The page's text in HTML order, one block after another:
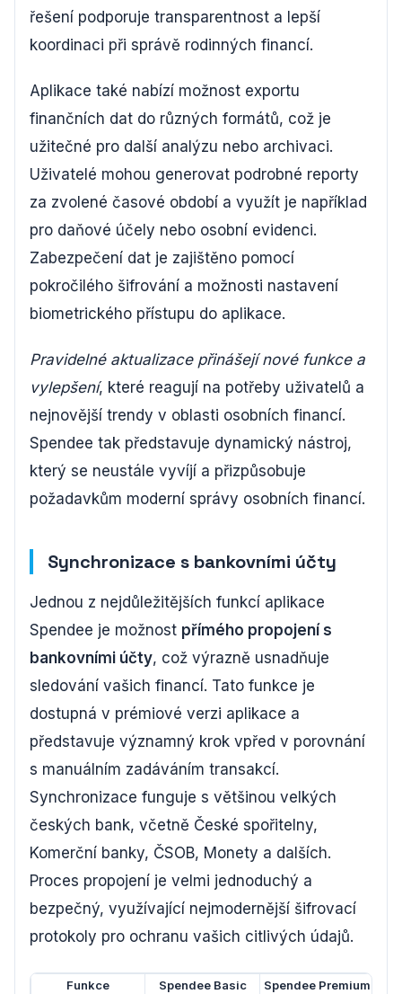
řešení podporuje transparentnost a lepší
koordinaci při správě rodinných financí.
Aplikace také nabízí možnost exportu
finančních dat do různých formátů, což je
užitečné pro další analýzu nebo archivaci.
Uživatelé mohou generovat podrobné reporty
za zvolené časové období a využít je například
pro daňové účely nebo osobní evidenci.
Zabezpečení dat je zajištěno pomocí
pokročilého šifrování a možnosti nastavení
biometrického přístupu do aplikace.
Pravidelné aktualizace přinášejí nové funkce a
vylepšení, které reagují na potřeby uživatelů a
nejnovější trendy v oblasti osobních financí.
Spendee tak představuje dynamický nástroj,
který se neustále vyvíjí a přizpůsobuje
požadavkům moderní správy osobních financí.
Synchronizace s bankovními účty
Jednou z nejdůležitějších funkcí aplikace
Spendee je možnost přímého propojení s
bankovními účty, což výrazně usnadňuje
sledování vašich financí. Tato funkce je
dostupná v prémiové verzi aplikace a
představuje významný krok vpřed v porovnání
s manuálním zadáváním transakcí.
Synchronizace funguje s většinou velkých
českých bank, včetně České spořitelny,
Komerční banky, ČSOB, Monety a dalších.
Proces propojení je velmi jednoduchý a
bezpečný, využívající nejmodernější šifrovací
protokoly pro ochranu vašich citlivých údajů.
Funkce Spendee Basic Spendee Premium